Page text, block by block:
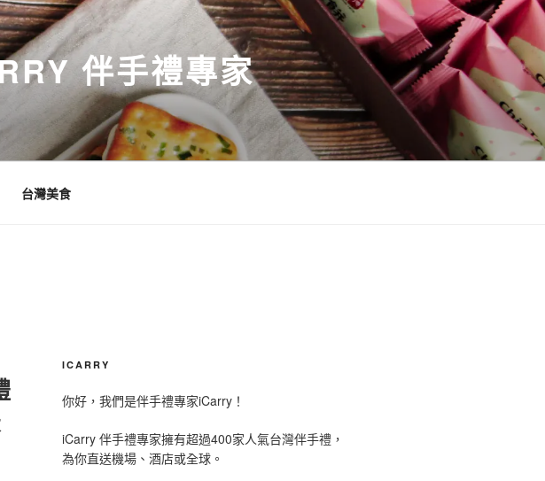
伴手禮專家
台灣美食
ICARRY
你好，我們是伴手禮專家iCarry！
iCarry 伴手禮專家擁有超過400家人氣台灣伴手禮，
為你直送機場、酒店或全球。